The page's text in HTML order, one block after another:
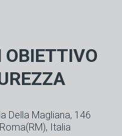
OBIETTIVO
Della Magliana, 146
Roma(RM), Italia